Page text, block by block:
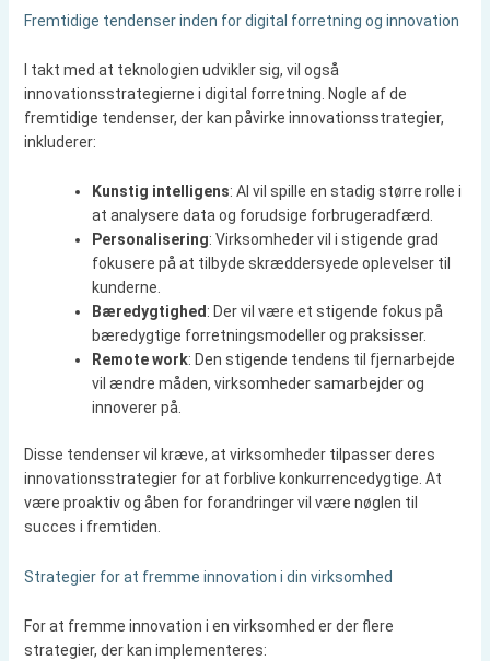
Fremtidige tendenser inden for digital forretning og innovation
I takt med at teknologien udvikler sig, vil også
innovationsstrategierne i digital forretning. Nogle af de
fremtidige tendenser, der kan påvirke innovationsstrategier,
inkluderer:
Kunstig intelligens: AI vil spille en stadig større rolle i
at analysere data og forudsige forbrugeradfærd.
Personalisering: Virksomheder vil i stigende grad
fokusere på at tilbyde skræddersyede oplevelser til
kunderne.
Bæredygtighed : Der vil være et stigende fokus på
bæredygtige forretningsmodeller og praksisser.
Remote work: Den stigende tendens til fjernarbejde
vil ændre måden, virksomheder samarbejder og
innoverer på.
Disse tendenser vil kræve, at virksomheder tilpasser deres
innovationsstrategier for at forblive konkurrencedygtige. At
være proaktiv og åben for forandringer vil være nøglen til
succes i fremtiden.
Strategier for at fremme innovation i din virksomhed
For at fremme innovation i en virksomhed er der flere
strategier, der kan implementeres: